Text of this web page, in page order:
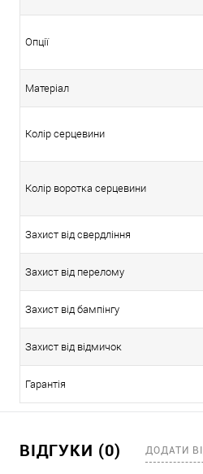
Опції
Матеріал
Колір серцевини
Колір воротка серцевини
Захист від свердління
Захист від перелому
Захист від бампінгу
Захист від відмичок
Гарантія
ВІДГУКИ (0) ДОДАТИ